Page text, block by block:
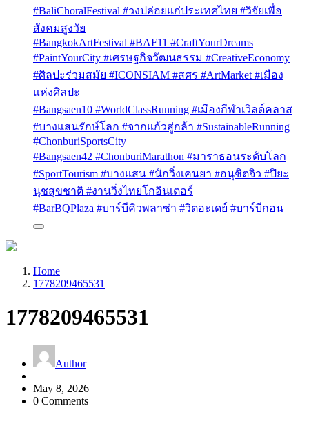
#BaliChoralFestival #วงปล่อยแก่ประเทศไทย #วิจัยเพื่อ
สังคมสูงวัย
#BangkokArtFestival #BAF11 #CraftYourDreams
#PaintYourCity #เศรษฐกิจวัฒนธรรม #CreativeEconomy
#ศิลปะร่วมสมัย #ICONSIAM #สศร #ArtMarket #เมือง
แห่งศิลปะ
#Bangsaen10 #WorldClassRunning #เมืองกีฬาเวิลด์คลาส
#บางแสนรักษ์โลก #จากแก้วสู่กล้า #SustainableRunning
#ChonburiSportsCity
#Bangsaen42 #ChonburiMarathon #มาราธอนระดับโลก
#SportTourism #บางแสน #นักวิ่งเคนยา #อนุชิตจิว #ปิยะ
นุชสุขชาติ #งานวิ่งไทยโกอินเตอร์
#BarBQPlaza #บาร์บีคิวพลาซ่า #วิตอะเดย์ #บาร์บีกอน
Home
1778209465531
1778209465531
Author
May 8, 2026
0 Comments